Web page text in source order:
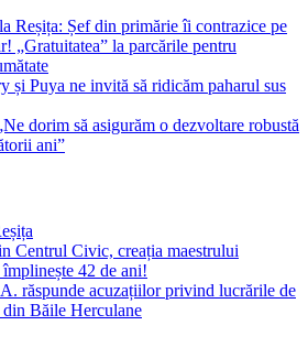
Reșița: Șef din primărie îi contrazice pe
„Gratuitatea” la parcările pentru
și Puya ne invită să ridicăm paharul sus
dorim să asigurăm o dezvoltare robustă
ani”
Centrul Civic, creația maestrului
42 de ani!
răspunde acuzațiilor privind lucrările de
din Băile Herculane